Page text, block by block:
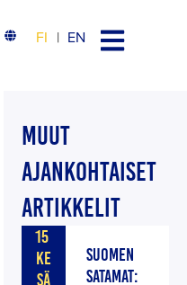
FI EN
MUUT
AJANKOHTAISET
ARTIKKELIT
15
KE
SÄ
SUOMEN
SATAMAT: